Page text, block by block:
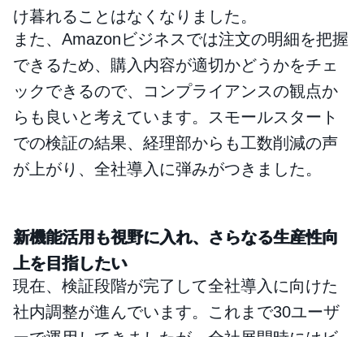
け暮れることはなくなりました。
また、Amazonビジネスでは注文の明細を把握
できるため、購入内容が適切かどうかをチェ
ックできるので、コンプライアンスの観点か
らも良いと考えています。スモールスタート
での検証の結果、経理部からも工数削減の声
が上がり、全社導入に弾みがつきました。
新機能活用も視野に入れ、さらなる生産性向
上を目指したい
現在、検証段階が完了して全社導入に向けた
社内調整が進んでいます。これまで30ユーザ